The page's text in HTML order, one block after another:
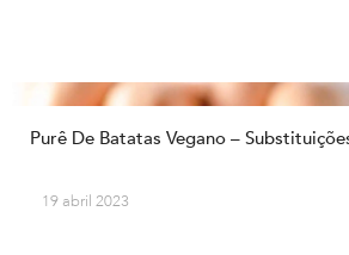
Purê De Batatas Vegano –
19 abril 2023